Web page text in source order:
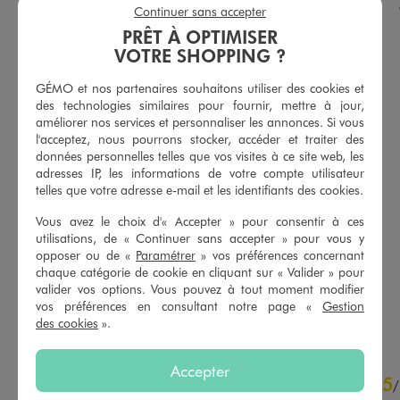
Tee-shirt à manches courtes en maille côtelée bébé fille
3,99 €
5/5 de moyenne
(55 avis)
AJOUTER AU PANIER
Tee-shirt manches courtes avec haut brodé bébé fille
5,99 €
5/5 de moyenne
(2 avis)
AJOUTER AU PANIER
5/
PRÊT À OPTIMISER
VOTRE SHOPPING ?
GÉMO et nos partenaires souhaitons utiliser des cookies et
des technologies similaires pour fournir, mettre à jour,
améliorer nos services et personnaliser les annonces. Si vous
l'acceptez, nous pourrons stocker, accéder et traiter des
données personnelles telles que vos visites à ce site web, les
adresses IP, les informations de votre compte utilisateur
telles que votre adresse e-mail et les identifiants des cookies.
Vous avez le choix d'« Accepter » pour consentir à ces
utilisations, de « Continuer sans accepter » pour vous y
opposer ou de « Paramétrer » vos préférences concernant
chaque catégorie de cookie en cliquant sur « Valider » pour
valider vos options. Vous pouvez à tout moment modifier
vos préférences en consultant notre page « Gestion
des cookies ».
Accepter
Continuer sans accepter